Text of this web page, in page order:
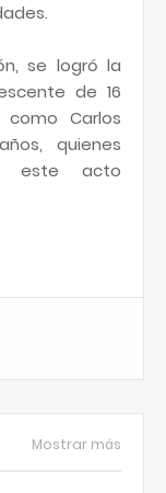
se logró la
de 16
Carlos
quienes
este acto
Mostrar más